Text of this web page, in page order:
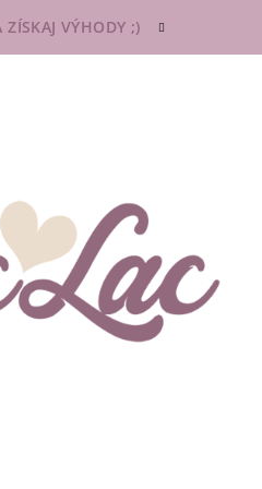
ZÍSKAJ VÝHODY ;)